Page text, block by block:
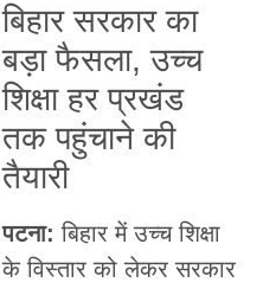
बिहार सरकार का
बड़ा फैसला, उच्च
शिक्षा हर प्रखंड
तक पहुंचाने की
तैयारी
पटना: बिहार में उच्च शिक्षा
के विस्तार को लेकर सरकार